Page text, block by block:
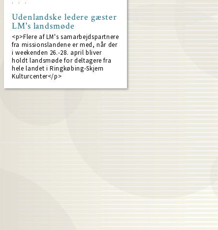
Udenlandske ledere gæster
LM's landsmøde
<p>Flere af LM's samarbejdspartnere
fra missionslandene er med, når der
i weekenden 26.-28. april bliver
holdt landsmøde for deltagere fra
hele landet i Ringkøbing-Skjern
Kulturcenter</p>